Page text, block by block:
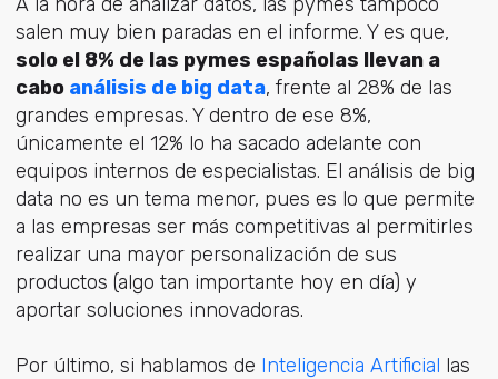
salen muy bien paradas en el informe. Y es que,
solo el 8% de las pymes españolas llevan a
cabo análisis de big data, frente al 28% de las
grandes empresas. Y dentro de ese 8%,
únicamente el 12% lo ha sacado adelante con
equipos internos de especialistas. El análisis de big
data no es un tema menor, pues es lo que permite
a las empresas ser más competitivas al permitirles
realizar una mayor personalización de sus
productos (algo tan importante hoy en día) y
aportar soluciones innovadoras.
Por último, si hablamos de Inteligencia Artificial las